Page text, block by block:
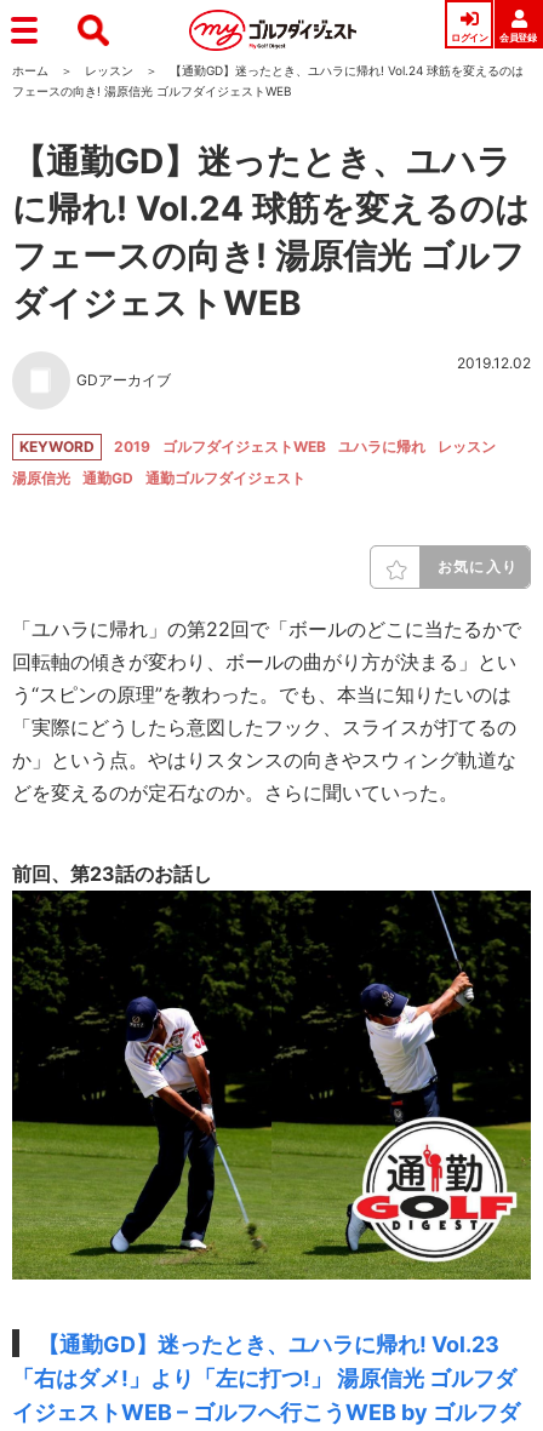
ログイン 会員登録
ホーム レッスン
【通勤GD】迷ったとき、ユハラに帰れ! Vol.24 球筋を変えるのは
フェースの向き! 湯原信光 ゴルフダイジェストWEB
【通勤GD】迷ったとき、ユハラ
に帰れ! Vol.24 球筋を変えるのは
フェースの向き! 湯原信光 ゴルフ
ダイジェストWEB
GDアーカイブ
2019.12.02
KEYWORD 2019 ゴルフダイジェストWEB ユハラに帰れ
レッスン
湯原信光
通勤GD 通勤ゴルフダイジェスト
お気に入り
「ユハラに帰れ」の第22回で「ボールのどこに当たるかで
回転軸の傾きが変わり、ボールの曲がり方が決まる」とい
う“スピンの原理”を教わった。でも、本当に知りたいのは
「実際にどうしたら意図したフック、スライスが打てるの
か」という点。やはりスタンスの向きやスウィング軌道な
どを変えるのが定石なのか。さらに聞いていった。
前回、第23話のお話し
【通勤GD】迷ったとき、ユハラに帰れ! Vol.23
「右はダメ!」より「左に打つ!」 湯原信光 ゴルフダ
イジェストWEB – ゴルフへ行こうWEB by ゴルフダ